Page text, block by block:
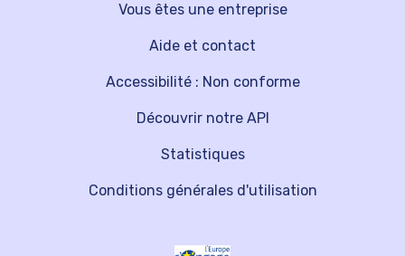
Vous êtes une entreprise
Découvrir notre API
Aide et contact
Statistiques
Accessibilité : Non conforme
Conditions générales d'utilisation